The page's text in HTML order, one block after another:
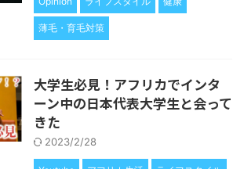
薄毛・育毛対策
大学生必見！アフリカでインタ
ーン中の日本代表大学生と会って
きた
2023/2/28